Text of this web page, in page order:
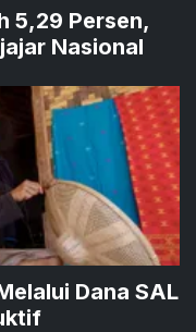
5,29 Persen,
Nasional
Dana SAL